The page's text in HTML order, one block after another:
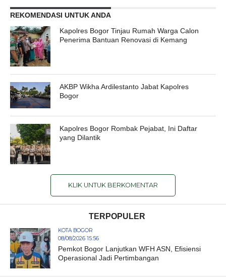
REKOMENDASI UNTUK ANDA
Kapolres Bogor Tinjau Rumah Warga Calon
Penerima Bantuan Renovasi di Kemang
AKBP Wikha Ardilestanto Jabat Kapolres
Bogor
Kapolres Bogor Rombak Pejabat, Ini Daftar
yang Dilantik
KLIK UNTUK BERKOMENTAR
TERPOPULER
KOTA BOGOR
08/08/2026 15:56
Pemkot Bogor Lanjutkan WFH ASN, Efisiensi
Operasional Jadi Pertimbangan